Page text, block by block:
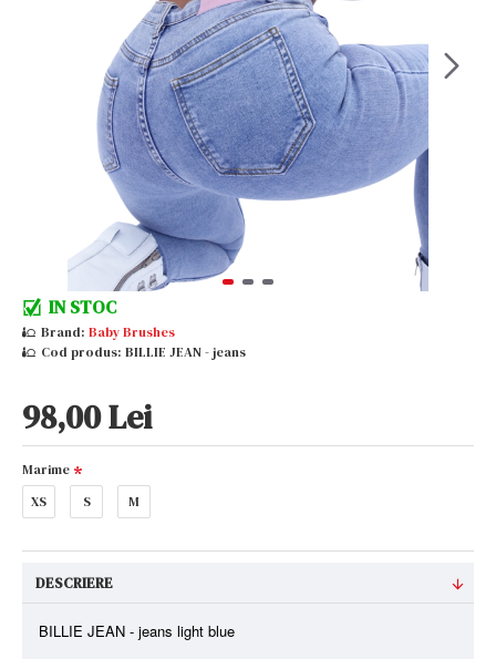
IN STOC
Brand: Baby Brushes
Cod produs: BILLIE JEAN - jeans
98,00 Lei
Marime
XS
S M
DESCRIERE
BILLIE JEAN - jeans light blue